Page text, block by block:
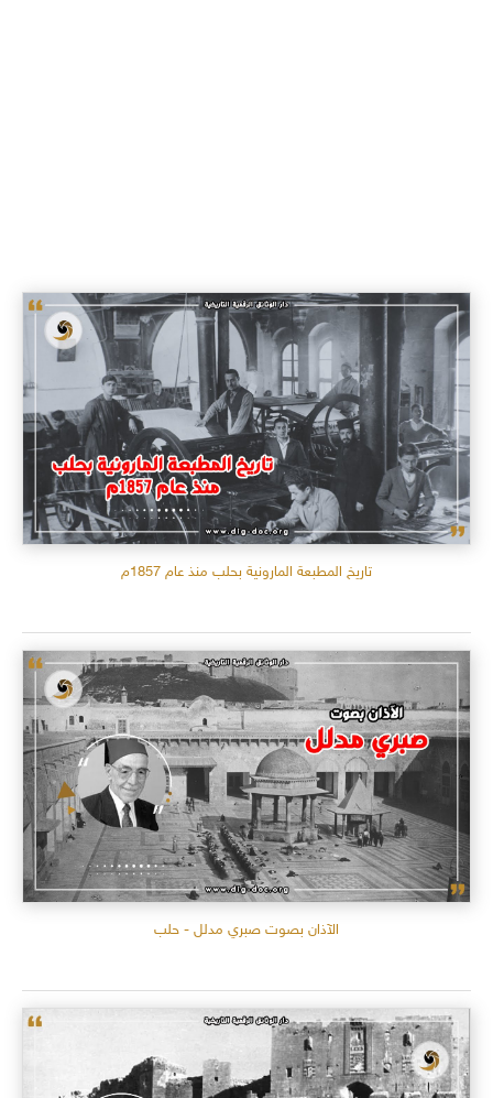
تاريخ المطبعة المارونية بحلب منذ عام 1857م
الآذان بصوت صبري مدلل - حلب